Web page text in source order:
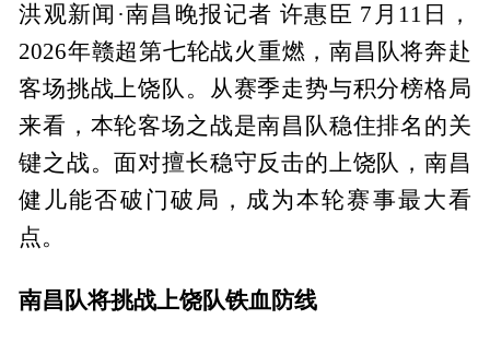
洪观新闻·南昌晚报记者 许惠臣 7月11日，
2026年赣超第七轮战火重燃，南昌队将奔赴
客场挑战上饶队。从赛季走势与积分榜格局
来看，本轮客场之战是南昌队稳住排名的关
键之战。面对擅长稳守反击的上饶队，南昌
健儿能否破门破局，成为本轮赛事最大看
点。
南昌队将挑战上饶队铁血防线